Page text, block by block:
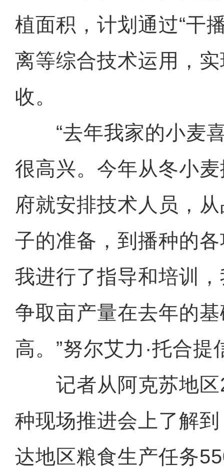
植面积，计划通过“干
离等综合技术运用，
收。
“去年我家的小麦喜
很高兴。今年从冬小
府就安排技术人员，
子的准备，到播种的
我进行了指导和培训
争取亩产量在去年的
高。”努尔艾力·托合
记者从阿克苏地区
种现场推进会上了解
达地区粮食生产任务